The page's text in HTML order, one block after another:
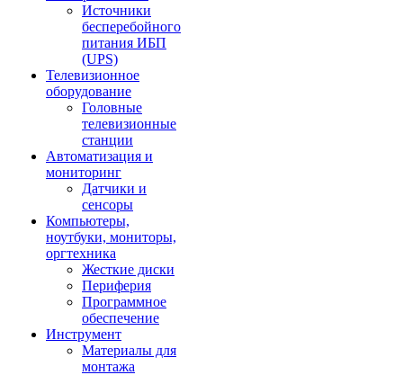
Источники
бесперебойного
питания ИБП
(UPS)
Телевизионное
оборудование
Головные
телевизионные
станции
Автоматизация и
мониторинг
Датчики и
сенсоры
Компьютеры,
ноутбуки, мониторы,
оргтехника
Жесткие диски
Периферия
Программное
обеспечение
Инструмент
Материалы для
монтажа